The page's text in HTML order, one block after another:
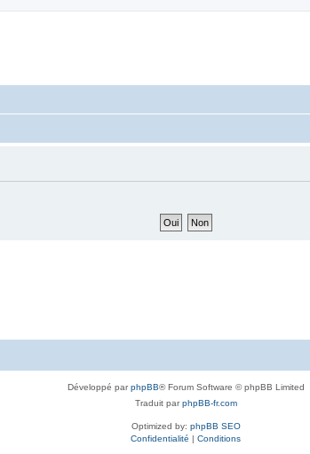
Développé parphpBB® Forum Software © phpBB Limited
Traduit parphpBB-fr.com
Optimized by: phpBB SEO
Confidentialité | Conditions